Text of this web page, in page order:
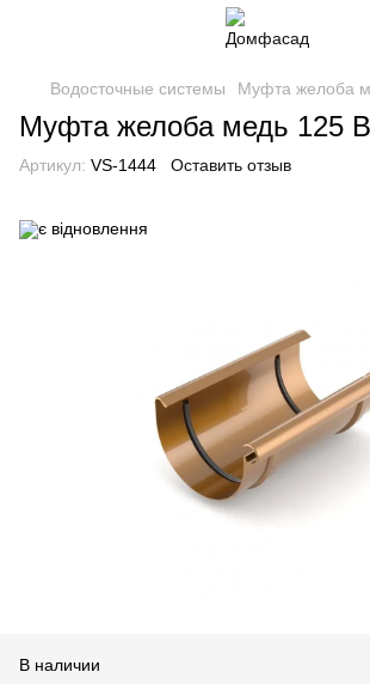
Водосточные системы Муфта желоба
Муфта желоба медь 125
Артикул: VS-1444 Оставить отзыв
В наличии